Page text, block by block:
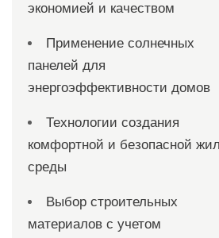
экономией и качеством
Применение солнечных
панелей для
энергоэффективности домов
Технологии создания
комфортной и безопасной
среды
Выбор строительных
материалов с учетом